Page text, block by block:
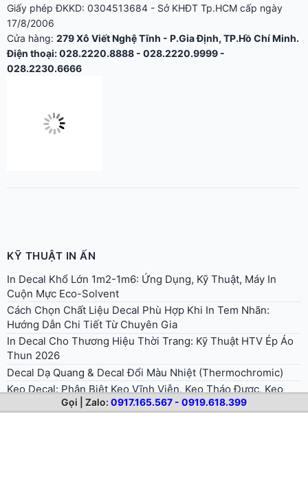
17/8/2006
Cửa hàng:
Điện thoại: 028.2220.8888 - 028.2220.9999 -
028.2230.6666
Gọi | Zalo:0917.165.567 - 0919.618.399
In Decal Khổ Lớn 1m2-1m6: Ứng Dụng, Kỹ Thuật, Máy In
Cuộn Mực Eco-Solvent
Cách Chọn Chất Liệu Decal Phù Hợp Khi In Tem Nhãn:
Hướng Dẫn Chi Tiết Từ Chuyên Gia
In Decal Cho Thương Hiệu Thời Trang: Kỹ Thuật HTV Ép Áo
Thun 2026
Decal Dạ Quang & Decal Đổi Màu Nhiệt (Thermochromic)
Keo Decal: Phân Biệt Keo Vĩnh Viễn, Keo Tháo Được, Keo
Cường Lực
Bảng Giá In Decal Tem Nhãn 2026 Chi Tiết Theo Từng Loại